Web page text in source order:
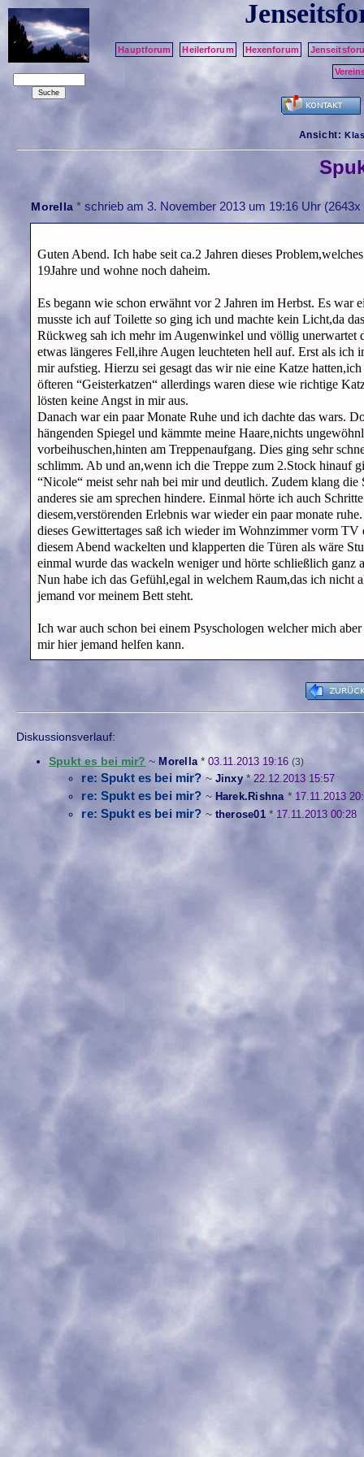
Hauptforum Heilerforum Hexenforum
Ansicht:
Morella *schrieb am3. November 2013 um 19:16 Uhr (2643x
Guten Abend. Ich habe seit ca.2 Jahren dieses
19Jahre und wohne noch daheim.
Es begann wie schon erwähnt vor 2 Jahren im Herbst. Es
musste ich auf Toilette so ging ich und machte kein Licht,da
Rückweg sah ich mehr im Augenwinkel und völlig unerwartet
etwas längeres Fell,ihre Augen leuchteten hell auf. Erst als
mir aufstieg. Hierzu sei gesagt das wir nie eine Katze
öfteren “Geisterkatzen“ allerdings waren diese wie richtige
lösten keine Angst in mir aus.
Danach war ein paar Monate Ruhe und ich dachte das wars.
hängenden Spiegel und kämmte meine Haare,nichts
vorbeihuschen,hinten am Treppenaufgang. Dies ging sehr
schlimm. Ab und an,wenn ich die Treppe zum 2.Stock hinauf
“Nicole“ meist sehr nah bei mir und deutlich. Zudem klang
anderes sie am sprechen hindere. Einmal hörte ich auch
diesem,verstörenden Erlebnis war wieder ein paar monate
dieses Gewittertages saß ich wieder im Wohnzimmer vorm
diesem Abend wackelten und klapperten die Türen als wäre
einmal wurde das wackeln weniger und hörte schließlich
Nun habe ich das Gefühl,egal in welchem Raum,das ich
jemand vor meinem Bett steht.
Ich war auch schon bei einem Psyschologen welcher mich
mir hier jemand helfen kann.
Diskussionsverlauf:
Spukt es bei mir? ~ Morella*03.11.2013 19:16 (3)
re: Spukt es bei mir?~ Jinxy*22.12.2013 15:57
re: Spukt es bei mir? ~ Harek.Rishna* 17.11.2013
re: Spukt es bei mir? ~ therose01* 17.11.2013 00:28